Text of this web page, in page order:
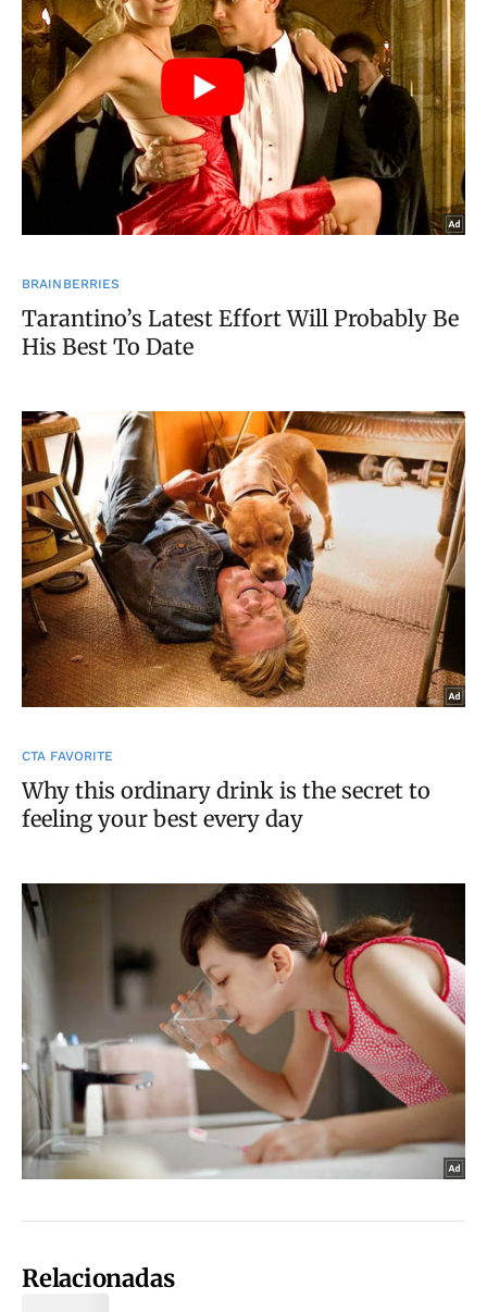
Relacionadas